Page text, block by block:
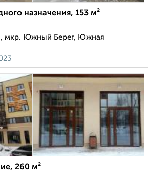
назначения, 153 м²
мкр. Южный Берег, Южная
260 м²